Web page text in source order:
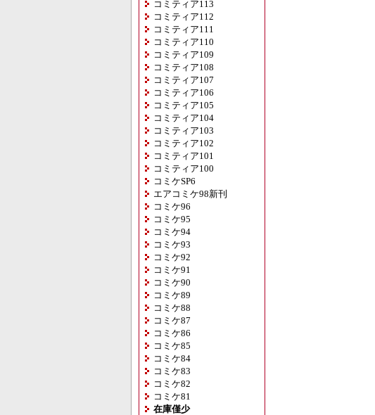
コミティア113
コミティア112
コミティア111
コミティア110
コミティア109
コミティア108
コミティア107
コミティア106
コミティア105
コミティア104
コミティア103
コミティア102
コミティア101
コミティア100
コミケSP6
エアコミケ98新刊
コミケ96
コミケ95
コミケ94
コミケ93
コミケ92
コミケ91
コミケ90
コミケ89
コミケ88
コミケ87
コミケ86
コミケ85
コミケ84
コミケ83
コミケ82
コミケ81
在庫僅少